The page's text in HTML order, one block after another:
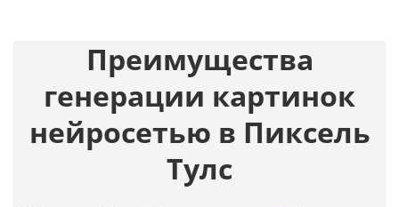
Преимущества
генерации картинок
нейросетью в Пиксель
Тулс